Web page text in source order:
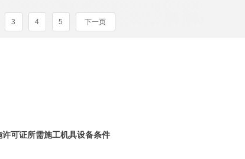
3 4 5 下一页
设施许可证所需施工机具设备条件